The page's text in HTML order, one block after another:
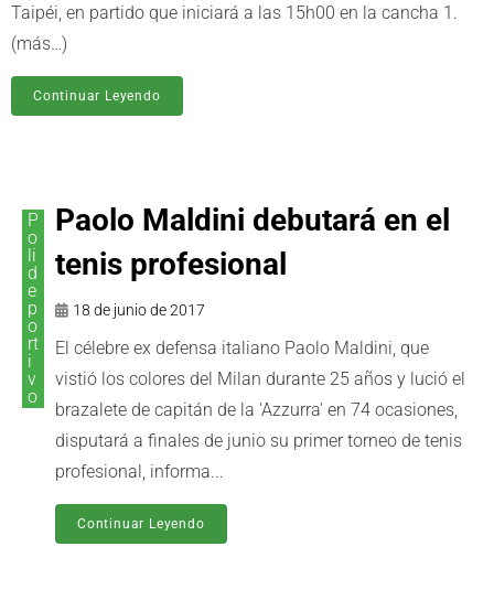
Taipéi, en partido que iniciará a las 15h00 en la cancha 1.
(más…)
Continuar Leyendo
P
o
li
d
e
p
o
rt
i
v
o
Paolo Maldini debutará en el
tenis profesional
18 de junio de 2017
El célebre ex defensa italiano Paolo Maldini, que
vistió los colores del Milan durante 25 años y lució el
brazalete de capitán de la 'Azzurra' en 74 ocasiones,
disputará a finales de junio su primer torneo de tenis
profesional, informa...
Continuar Leyendo